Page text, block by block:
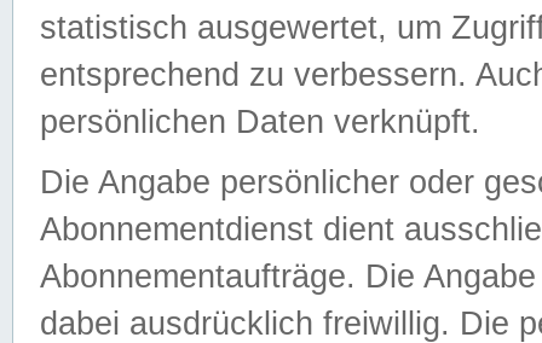
statistisch ausgewertet, um
entsprechend zu verbessern.
persönlichen Daten verknüpft.
Die Angabe persönlicher oder
Abonnementdienst dient
Abonnementaufträge. Die
dabei ausdrücklich freiwillig. Die